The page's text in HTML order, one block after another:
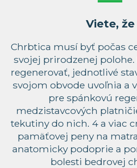
Viete, že
Chrbtica musí byť počas
svojej prirodzenej polohe.
regenerovať, jednotlivé
svojom obvode uvoľnia a
pre spánkovú
medzistavcových
tekutiny do nich. 4 a viac
pamäťovej peny na
anatomicky podoprie a
bolesti bedrovej